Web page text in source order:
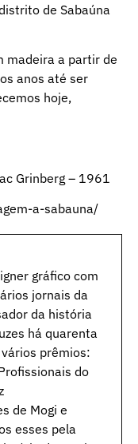
de Sabaúna
madeira a partir de
anos até ser
hoje,
Grinberg – 1961
a-sabauna/
gráfico com
jornais da
da história
há quarenta
prêmios:
do
de Mogi e
esses pela